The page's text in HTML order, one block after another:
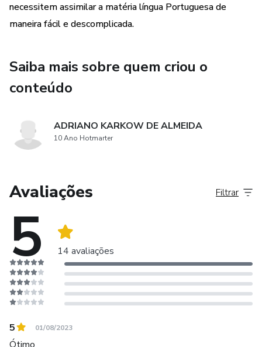
necessitem assimilar a matéria língua Portuguesa de
maneira fácil e descomplicada.
Saiba mais sobre quem criou o
conteúdo
ADRIANO KARKOW DE ALMEIDA
10 Ano Hotmarter
Avaliações
5 14 avaliações
Filtrar
5 01/08/2023